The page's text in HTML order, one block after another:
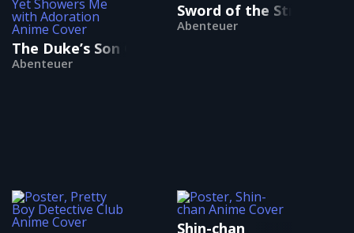
The Duke’s Son Claims He Won’t Love Me Yet
Abenteuer
Sword of the Stranger
Abenteuer
Shin-chan